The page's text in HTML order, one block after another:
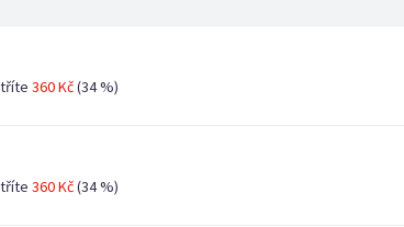
360 Kč(34 %)
360 Kč(34 %)